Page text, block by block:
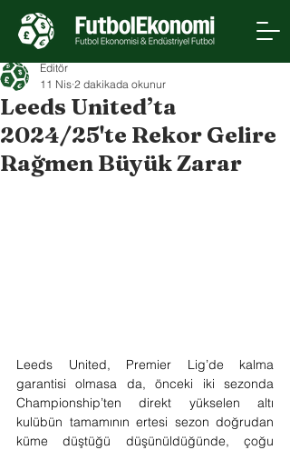
Leeds United’ta
2024/25'te Rekor Gelire
Rağmen Büyük Zarar
Editör
11 Nis 2 dakikada okunur
Leeds United, Premier Lig’de kalma
garantisi olmasa da, önceki iki sezonda
Championship’ten direkt yükselen altı
kulübün tamamının ertesi sezon doğrudan
küme düştüğü düşünüldüğünde, çoğu